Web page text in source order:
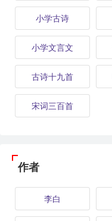
小学古诗
小学文言文
古诗十九首
宋词三百首
作者
李白